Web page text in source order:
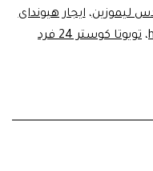
ليموزين،ايجار هيونداى
، تويوتا كوستر 24 فرد